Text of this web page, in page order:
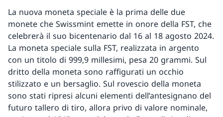
La nuova moneta speciale è la prima delle due
monete che Swissmint emette in onore della FST, che
celebrerà il suo bicentenario dal 16 al 18 agosto 2024.
La moneta speciale sulla FST, realizzata in argento
con un titolo di 999,9 millesimi, pesa 20 grammi. Sul
dritto della moneta sono raffigurati un occhio
stilizzato e un bersaglio. Sul rovescio della moneta
sono stati ripresi alcuni elementi dell’antesignano del
futuro tallero di tiro, allora privo di valore nominale,